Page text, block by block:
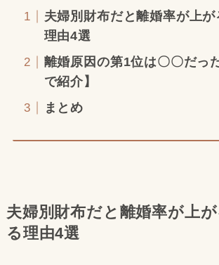
夫婦別財布だと離婚率が上
理由4選
離婚原因の第1位は〇〇だっ
で紹介】
まとめ
夫婦別財布だと離婚率が上
る理由4選